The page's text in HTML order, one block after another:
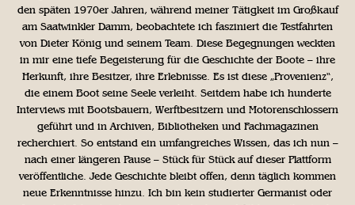
den späten 1970er Jahren, während meiner Tätigkeit im Großkauf
am Saatwinkler Damm, beobachtete ich fasziniert die Testfahrten
von Dieter König und seinem Team. Diese Begegnungen weckten
in mir eine tiefe Begeisterung für die Geschichte der Boote – ihre
Herkunft, ihre Besitzer, ihre Erlebnisse. Es ist diese „Provenienz“,
die einem Boot seine Seele verleiht. Seitdem habe ich hunderte
Interviews mit Bootsbauern, Werftbesitzern und Motorenschlossern
geführt und in Archiven, Bibliotheken und Fachmagazinen
recherchiert. So entstand ein umfangreiches Wissen, das ich nun –
nach einer längeren Pause – Stück für Stück auf dieser Plattform
veröffentliche. Jede Geschichte bleibt offen, denn täglich kommen
neue Erkenntnisse hinzu. Ich bin kein studierter Germanist oder